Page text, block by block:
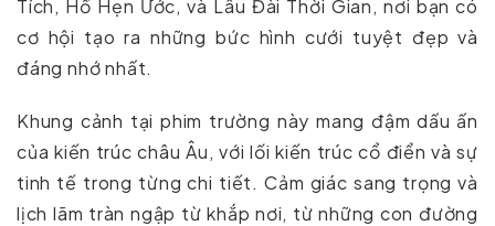
Tích, Hồ Hẹn Ước, và Lâu Đài Thời Gian, nơi bạn có
cơ hội tạo ra những bức hình cưới tuyệt đẹp và
đáng nhớ nhất.
Khung cảnh tại phim trường này mang đậm dấu ấn
của kiến trúc châu Âu, với lối kiến trúc cổ điển và sự
tinh tế trong từng chi tiết. Cảm giác sang trọng và
lịch lãm tràn ngập từ khắp nơi, từ những con đường